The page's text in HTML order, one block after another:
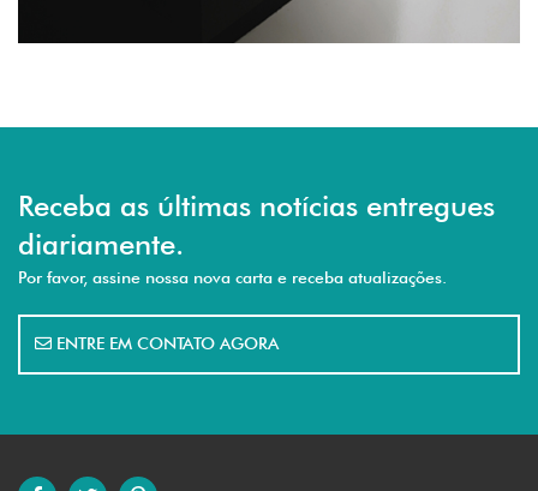
Receba as últimas notícias entregues
diariamente.
Por favor, assine nossa nova carta e receba atualizações.
ENTRE EM CONTATO AGORA